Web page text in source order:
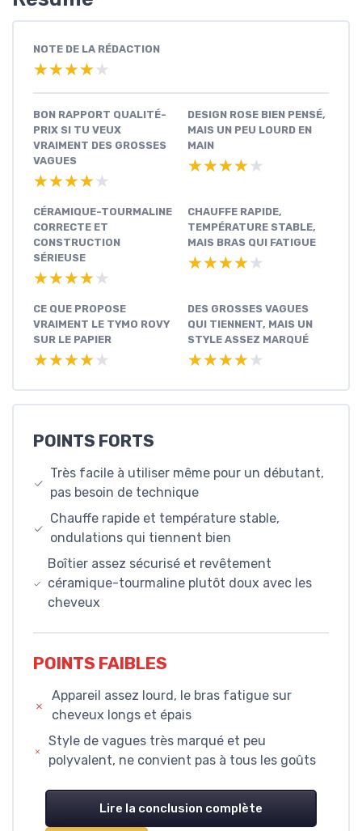
NOTE DE LA RÉDACTION
★★★★★
★★★★★
BON RAPPORT QUALITÉ-
PRIX SI TU VEUX
VRAIMENT DES GROSSES
VAGUES
★★★★★
★★★★★
DESIGN ROSE BIEN PENSÉ,
MAIS UN PEU LOURD EN
MAIN
★★★★★
★★★★★
CÉRAMIQUE-TOURMALINE
CORRECTE ET
CONSTRUCTION
SÉRIEUSE
★★★★★
★★★★★
CHAUFFE RAPIDE,
TEMPÉRATURE STABLE,
MAIS BRAS QUI FATIGUE
★★★★★
★★★★★
CE QUE PROPOSE
VRAIMENT LE TYMO ROVY
SUR LE PAPIER
★★★★★
★★★★★
DES GROSSES VAGUES
QUI TIENNENT, MAIS UN
STYLE ASSEZ MARQUÉ
★★★★★
★★★★★
POINTS FORTS
Très facile à utiliser même pour un débutant,
pas besoin de technique
Chauffe rapide et température stable,
ondulations qui tiennent bien
Boîtier assez sécurisé et revêtement
céramique-tourmaline plutôt doux avec les
cheveux
POINTS FAIBLES
Appareil assez lourd, le bras fatigue sur
cheveux longs et épais
Style de vagues très marqué et peu
polyvalent, ne convient pas à tous les goûts
Lire la conclusion complète